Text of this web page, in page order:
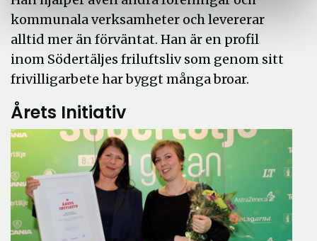
kommunala verksamheter och levererar
alltid mer än förväntat. Han är en profil
inom Södertäljes friluftsliv som genom sitt
frivilligarbete har byggt många broar.
Årets Initiativ